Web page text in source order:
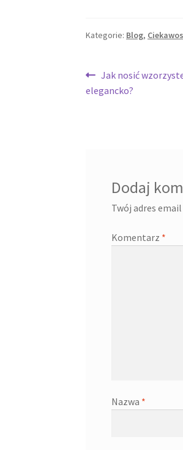
Kategorie: Blog,
Nawigacja
wpisu
Poprzedni
wpis:
Jak nosić
elegancko?
Dodaj
Twój adres
Komentarz *
Nazwa *